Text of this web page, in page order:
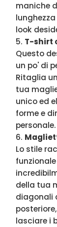
maniche
look
T-shirt
Questo
un po' di
Ritaglia
tua
unico ed
forme e
personale.
Lo stile
della tua
diagonali
lasciare i